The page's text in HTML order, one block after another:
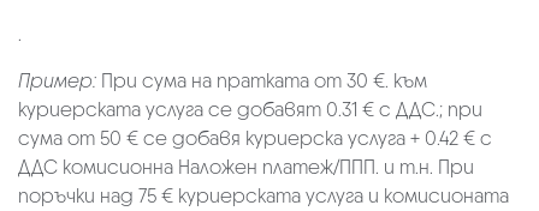
.
Пример: При сума на пратката от 30 €. към
куриерската услуга се добавят 0.31 € с ДДС.; при
сума от 50 € се добавя куриерска услуга + 0.42 € с
ДДС комисионна Наложен платеж/ППП. и т.н. При
поръчки над 75 € куриерската услуга и комисионата